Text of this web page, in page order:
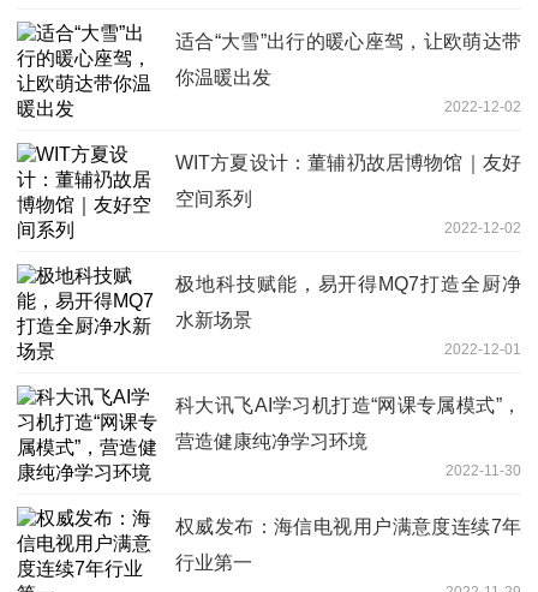
适合“大雪”出行的暖心座驾，让欧萌达带
你温暖出发
2022-12-02
WIT方夏设计：董辅礽故居博物馆｜友好
空间系列
2022-12-02
极地科技赋能，易开得MQ7打造全厨净
水新场景
2022-12-01
科大讯飞AI学习机打造“网课专属模式”，
营造健康纯净学习环境
2022-11-30
权威发布：海信电视用户满意度连续7年
行业第一